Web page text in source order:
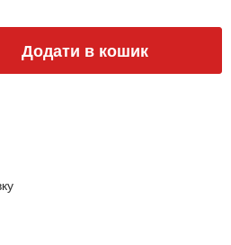
Додати в кошик